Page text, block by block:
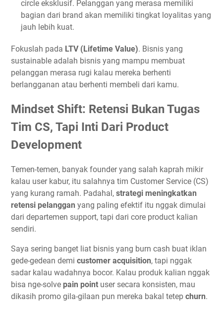
circle eksklusif. Pelanggan yang merasa memiliki
bagian dari brand akan memiliki tingkat loyalitas yang
jauh lebih kuat.
Fokuslah pada LTV (Lifetime Value). Bisnis yang
sustainable adalah bisnis yang mampu membuat
pelanggan merasa rugi kalau mereka berhenti
berlangganan atau berhenti membeli dari kamu.
Mindset Shift: Retensi Bukan Tugas
Tim CS, Tapi Inti Dari Product
Development
Temen-temen, banyak founder yang salah kaprah mikir
kalau user kabur, itu salahnya tim Customer Service (CS)
yang kurang ramah. Padahal, strategi meningkatkan
retensi pelanggan yang paling efektif itu nggak dimulai
dari departemen support, tapi dari core product kalian
sendiri.
Saya sering banget liat bisnis yang burn cash buat iklan
gede-gedean demi customer acquisition, tapi nggak
sadar kalau wadahnya bocor. Kalau produk kalian nggak
bisa nge-solve pain point user secara konsisten, mau
dikasih promo gila-gilaan pun mereka bakal tetep churn.